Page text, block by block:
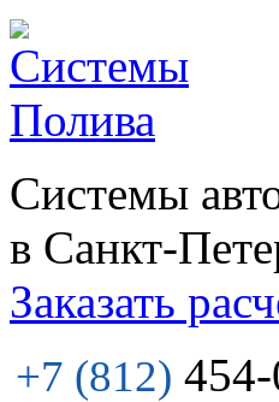
Системы
в Санкт-
Заказать
+7 (812)